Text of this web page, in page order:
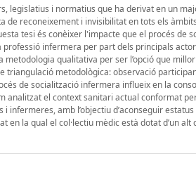
legislatius i normatius que ha derivat en un
de reconeixement i invisibilitat en tots els
tesi és conèixer l'impacte que el procés de
infermera per part dels principals
qualitativa per ser l’opció que
triangulació metodològica: observació
de socialització infermera influeix en la
analitzat el context sanitari actual conformat
infermeres, amb l’objectiu d’aconseguir
en la qual el col·lectiu mèdic està dotat d’un